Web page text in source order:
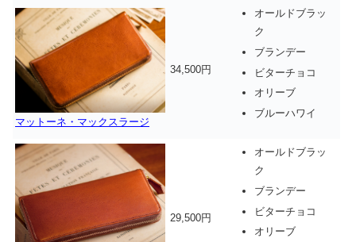
マットーネ・マックスラージ
34,500円
オールドブラッ
ク
ブランデー
ビターチョコ
オリーブ
ブルーハワイ
29,500円
オールドブラッ
ク
ブランデー
ビターチョコ
オリーブ